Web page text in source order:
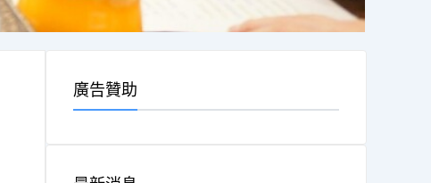
廣告贊助